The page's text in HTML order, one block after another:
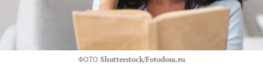
ФОТО Shutterstock/Fotodom.ru